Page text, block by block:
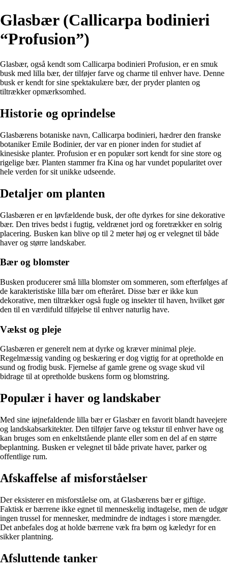
Glasbær (Callicarpa bodinieri
“Profusion”)
Glasbær, også kendt som Callicarpa bodinieri Profusion, er en smuk
busk med lilla bær, der tilføjer farve og charme til enhver have. Denne
busk er kendt for sine spektakulære bær, der pryder planten og
tiltrækker opmærksomhed.
Historie og oprindelse
Glasbærens botaniske navn, Callicarpa bodinieri, hædrer den franske
botaniker Emile Bodinier, der var en pioner inden for studiet af
kinesiske planter. Profusion er en populær sort kendt for sine store og
rigelige bær. Planten stammer fra Kina og har vundet popularitet over
hele verden for sit unikke udseende.
Detaljer om planten
Glasbæren er en løvfældende busk, der ofte dyrkes for sine dekorative
bær. Den trives bedst i fugtig, veldrænet jord og foretrækker en solrig
placering. Busken kan blive op til 2 meter høj og er velegnet til både
haver og større landskaber.
Bær og blomster
Busken producerer små lilla blomster om sommeren, som efterfølges af
de karakteristiske lilla bær om efteråret. Disse bær er ikke kun
dekorative, men tiltrækker også fugle og insekter til haven, hvilket gør
den til en værdifuld tilføjelse til enhver naturlig have.
Vækst og pleje
Glasbæren er generelt nem at dyrke og kræver minimal pleje.
Regelmæssig vanding og beskæring er dog vigtig for at opretholde en
sund og frodig busk. Fjernelse af gamle grene og svage skud vil
bidrage til at opretholde buskens form og blomstring.
Populær i haver og landskaber
Med sine iøjnefaldende lilla bær er Glasbær en favorit blandt haveejere
og landskabsarkitekter. Den tilføjer farve og tekstur til enhver have og
kan bruges som en enkeltstående plante eller som en del af en større
beplantning. Busken er velegnet til både private haver, parker og
offentlige rum.
Afskaffelse af misforståelser
Der eksisterer en misforståelse om, at Glasbærens bær er giftige.
Faktisk er bærrene ikke egnet til menneskelig indtagelse, men de udgør
ingen trussel for mennesker, medmindre de indtages i store mængder.
Det anbefales dog at holde bærrene væk fra børn og kæledyr for en
sikker plantning.
Afsluttende tanker